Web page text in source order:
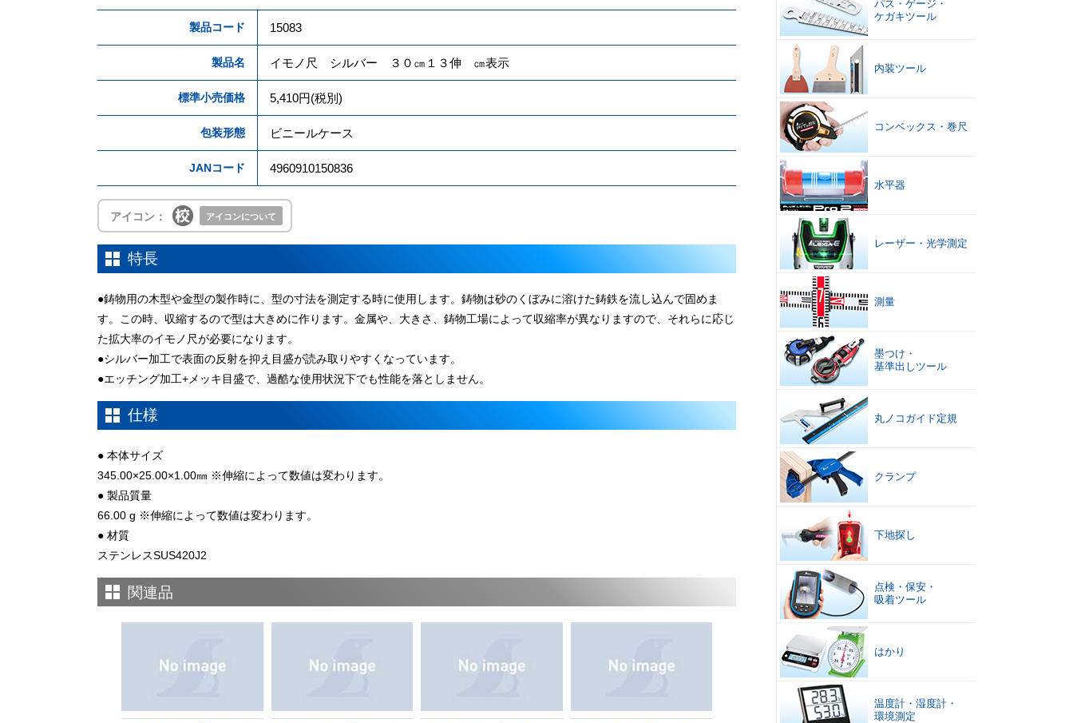
製品コード 15083
製品名 イモノ尺 シルバー ３０㎝１３伸 ㎝表示
標準小売価格 5,410円(税別)
包装形態 ビニールケース
JANコード 4960910150836
アイコン： アイコンについて
特長
●鋳物用の木型や金型の製作時に、型の寸法を測定する時に使用します。鋳物は砂のくぼみに溶けた鋳鉄を流し込んで固めま
す。この時、収縮するので型は大きめに作ります。金属や、大きさ、鋳物工場によって収縮率が異なりますので、それらに応じ
た拡大率のイモノ尺が必要になります。
●シルバー加工で表面の反射を抑え目盛が読み取りやすくなっています。
●エッチング加工+メッキ目盛で、過酷な使用状況下でも性能を落としません。
仕様
● 本体サイズ
345.00×25.00×1.00㎜ ※伸縮によって数値は変わります。
● 製品質量
66.00 g ※伸縮によって数値は変わります。
● 材質
ステンレスSUS420J2
関連品
パス ・ ゲージ ・
ケガキツール
内装ツール
コンベックス ・ 巻尺
水平器
レーザー ・ 光学測定
測量
墨つけ ・
基準出しツール
丸ノコガイド定規
クランプ
下地探し
点検 ・ 保安 ・
吸着ツール
はかり
温度計 ・ 湿度計 ・
環境測定